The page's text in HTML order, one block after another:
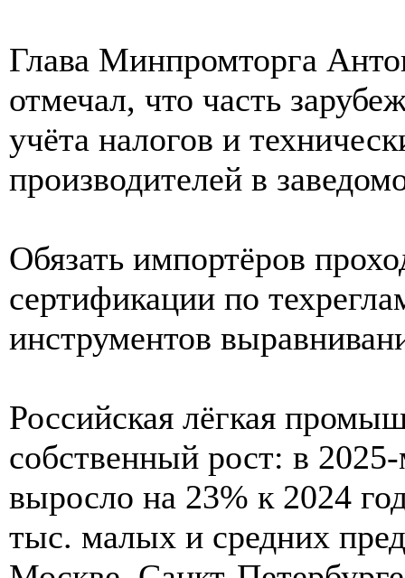
Глава Минпромторга
отмечал, что часть
учёта налогов и
производителей в
Обязать импортёров
сертификации по
инструментов
Российская лёгкая
собственный рост: в
выросло на 23% к 2024
тыс. малых и средних